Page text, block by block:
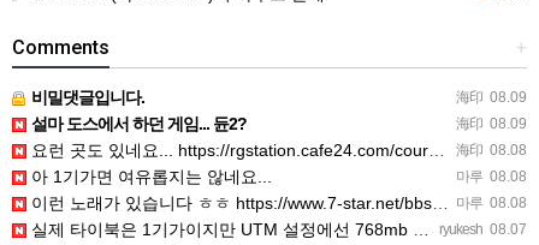
+
Comments
海印 08.09
비밀댓글입니다.
海印 08.09
설마 도스에서 하던 게임... 듄2?
海印 08.08
요런 곳도 있네요... https://rgstation.cafe24.com/course_tip/306500
마루 08.08
아 1기가면 여유롭지는 않네요...
마루 08.08
이런 노래가 있습니다 ㅎㅎ https://www.7-star.net/bbs/board.php?bo_table…
ryukesh 08.07
실제 타이북은 1기가이지만 UTM 설정에선 768mb 입니다. 1기가나 그 보다 넘게 설정하면 UTM 에뮬레…